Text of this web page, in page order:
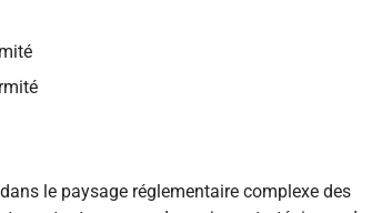
le paysage réglementaire complexe des